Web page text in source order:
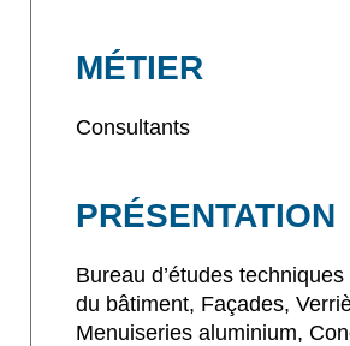
MÉTIER
Consultants
PRÉSENTATION
Bureau d’études
du bâtiment, Façades,
Menuiseries aluminium,